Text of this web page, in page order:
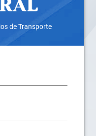
de Transporte